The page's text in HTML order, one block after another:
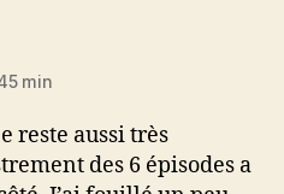
min
reste aussi très
des 6 épisodes a